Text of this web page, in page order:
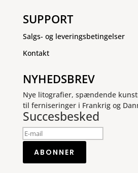
SUPPORT
Salgs- og leveringsbetingelser
Kontakt
NYHEDSBREV
Nye litografier, spændende
til ferniseringer i Frankrig og
Succesbesked
ABONNER